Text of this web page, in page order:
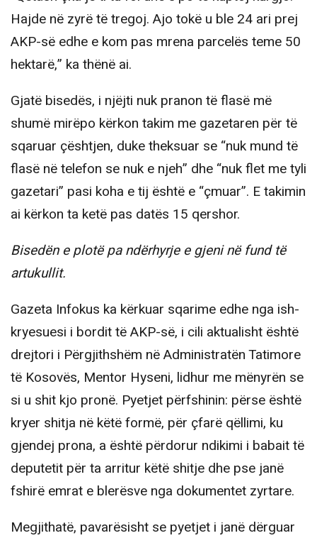
Hajde në zyrë të tregoj. Ajo tokë u ble 24 ari prej
AKP-së edhe e kom pas mrena parcelës teme 50
hektarë,” ka thënë ai.
Gjatë bisedës, i njëjti nuk pranon të flasë më
shumë mirëpo kërkon takim me gazetaren për të
sqaruar çështjen, duke theksuar se “nuk mund të
flasë në telefon se nuk e njeh” dhe “nuk flet me tyli
gazetari” pasi koha e tij është e “çmuar”. E takimin
ai kërkon ta ketë pas datës 15 qershor.
Bisedën e plotë pa ndërhyrje e gjeni në fund të
artukullit.
Gazeta Infokus ka kërkuar sqarime edhe nga ish-
kryesuesi i bordit të AKP-së, i cili aktualisht është
drejtori i Përgjithshëm në Administratën Tatimore
të Kosovës, Mentor Hyseni, lidhur me mënyrën se
si u shit kjo pronë. Pyetjet përfshinin: përse është
kryer shitja në këtë formë, për çfarë qëllimi, ku
gjendej prona, a është përdorur ndikimi i babait të
deputetit për ta arritur këtë shitje dhe pse janë
fshirë emrat e blerësve nga dokumentet zyrtare.
Megjithatë, pavarësisht se pyetjet i janë dërguar